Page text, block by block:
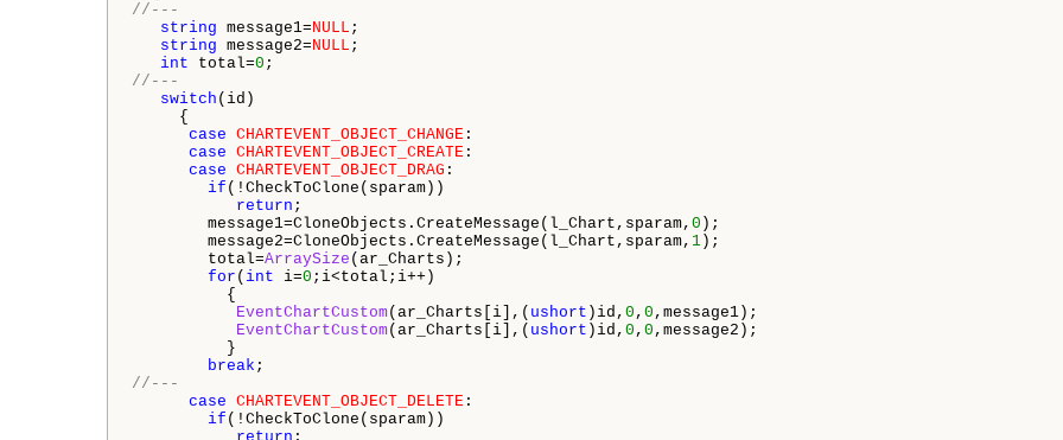
//---
string message1=NULL ;
string message2=NULL ;
int total=0
//---
switch (id)
{
case CHARTEVENT_OBJECT_CHANGE :
case CHARTEVENT_OBJECT_CREATE :
case CHARTEVENT_OBJECT_DRAG :
if (!CheckToClone(sparam))
return ;
message1=CloneObjects.CreateMessage(l_Chart,sparam, 0 );
message2=CloneObjects.CreateMessage(l_Chart,sparam, 1 );
total=ArraySize (ar_Charts);
for ( int i=0 ;i<total;i++)
{
EventChartCustom(ar_Charts[i],( ushort )id, 0 , 0 ,message1);
EventChartCustom(ar_Charts[i],( ushort )id, 0 , 0 ,message2);
}
break
//---
case CHARTEVENT_OBJECT_DELETE :
if (!CheckToClone(sparam))